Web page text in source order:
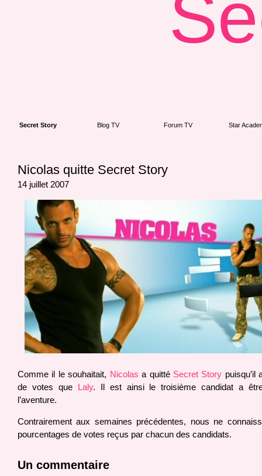
Secret Story Blog TV Forum TV Star
Nicolas quitte Secret Story
14 juillet 2007
Comme il le souhaitait, Nicolas a quitté Secret Story puisqu’il
de votes que Laly. Il est ainsi le troisième candidat a
l’aventure.
Contrairement aux semaines précédentes, nous ne
pourcentages de votes reçus par chacun des candidats.
Un commentaire